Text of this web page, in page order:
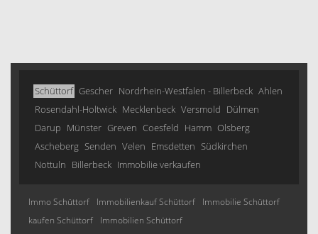
Schüttorf Gescher Nordrhein-Westfalen - Billerbeck Ahlen
Rosendahl-Holtwick Mecklenbeck Versmold Dülmen
Darup Münster Greven Coesfeld Hamm Olsberg
Ascheberg Senden Velen Emsdetten Südkirchen
Nottuln Billerbeck Immobilie verkaufen
Immo Schüttorf Immobilienkauf Schüttorf
Immobilie Schüttorf
kaufen Schüttorf
Immobilien Schüttorf